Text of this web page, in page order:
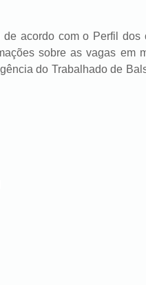
acordo com o Perfil
sobre as vagas em
do Trabalhado de